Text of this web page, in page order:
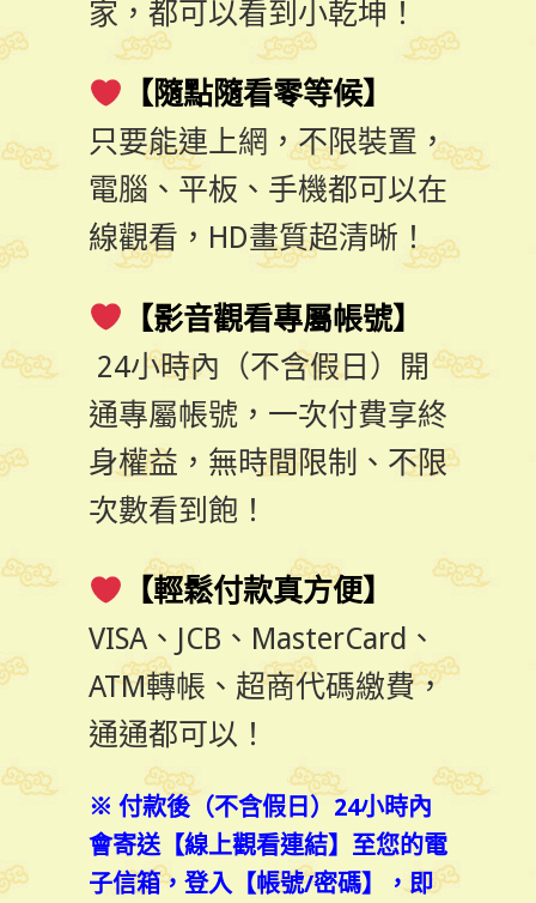
家，都可以看到小乾坤！
【隨點隨看零等候】
只要能連上網，不限裝置，
電腦、平板、手機都可以在
線觀看，HD畫質超清晰！
【影音觀看專屬帳號】
24小時內（不含假日）開
通專屬帳號，一次付費享終
身權益，無時間限制、不限
次數看到飽！
【輕鬆付款真方便】
VISA、JCB、MasterCard、
ATM轉帳、超商代碼繳費，
通通都可以！
※ 付款後（不含假日）24小時內
會寄送【線上觀看連結】至您的電
子信箱，登入【帳號/密碼】，即